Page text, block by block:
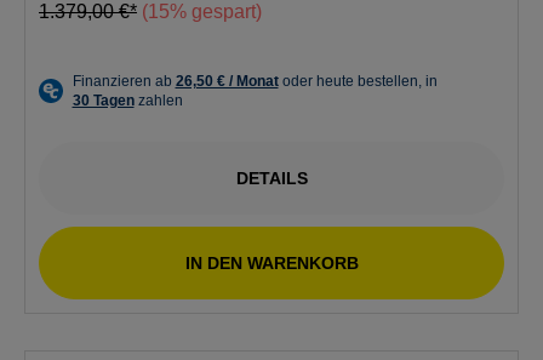
1.379,00 €* (15% gespart)
DETAILS
IN DEN WARENKORB